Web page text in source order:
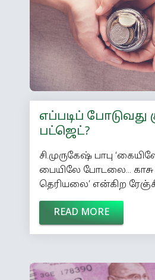
புலம்புவதைத் தவிர்க்க
வேண்டும்? இருபதில்
எப்படிப் போடுவது
பட்ஜெட்?
சி.முருகேஷ் பாபு
பையிலே போடலை...
தெரியலை’ என்கிற
வருமானமும்
என்று சலித்துக்
வரவையும் செலவையும்
நிதியமைச்சர்
READ MORE